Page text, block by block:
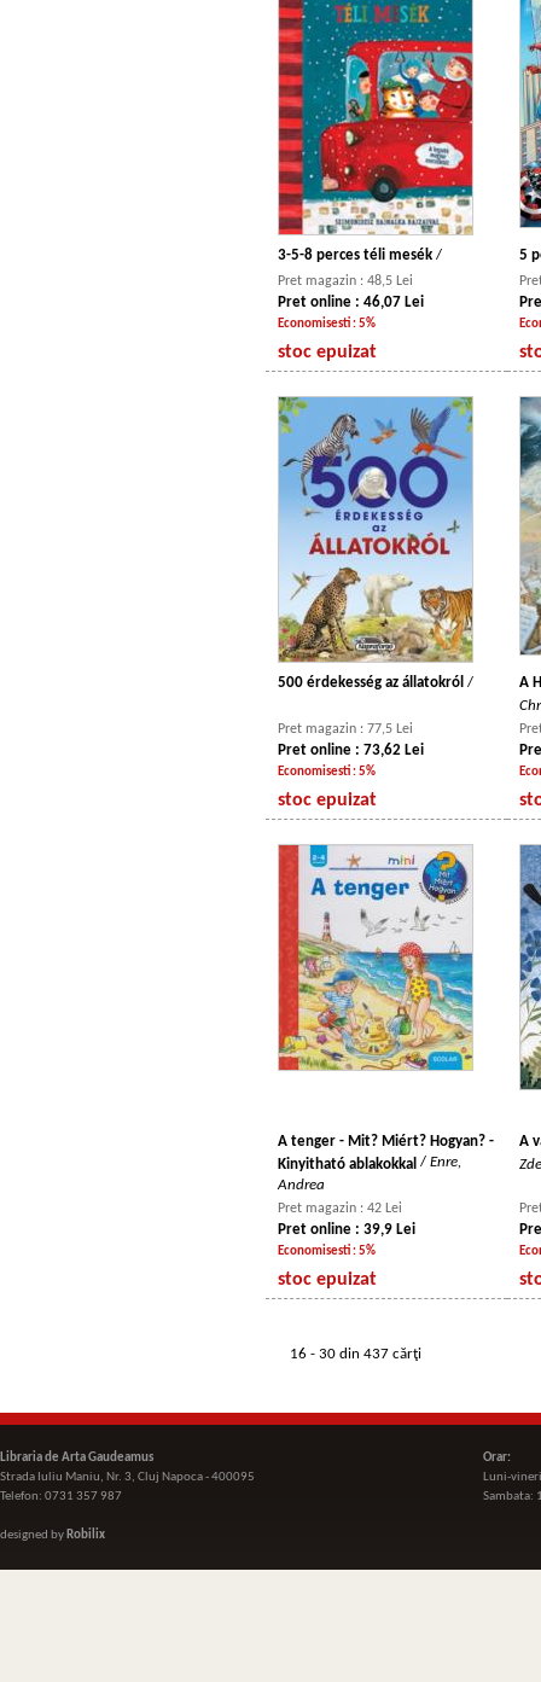
3-5-8 perces téli mesék / 5
Pret magazin : 48,5 Lei
Pret online : 46,07 Lei
Economisesti : 5%
stoc epuizat
500 érdekesség az állatokról / A
Pret magazin : 77,5 Lei
Pret online : 73,62 Lei
Economisesti : 5%
stoc epuizat
A tenger - Mit? Miért? Hogyan? -
Kinyitható ablakokkal / Enre,
Andrea
A
Pret magazin : 42 Lei
Pret online : 39,9 Lei
Economisesti : 5%
stoc epuizat
16 - 30 din 437 cărţi
Libraria de Arta Gaudeamus
Strada Iuliu Maniu, Nr. 3, Cluj Napoca - 400095
Telefon: 0731 357 987
designed by Robilix
Orar:
Luni-
Sambata: